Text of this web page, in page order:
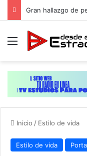
Menú
Inicio / Estilo de vida
Estilo de vida